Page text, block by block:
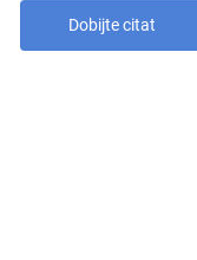
Dobijte citat